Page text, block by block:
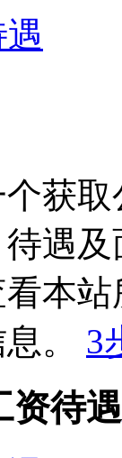
获
遇
本
。 3
资待遇